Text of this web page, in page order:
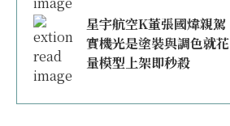
星宇航空K董張國煒親駕
實機光是塗裝與調色就
量模型上架即秒殺